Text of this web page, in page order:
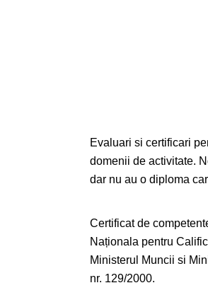
Evaluari si certificari
domenii de activitate.
dar nu au o diploma
Certificat de
Naționala pentru
Ministerul Muncii si
nr. 129/2000.